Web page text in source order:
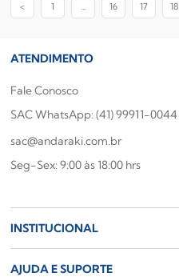
< 1 ... 16 17 18
ATENDIMENTO
Fale Conosco
SAC WhatsApp: (41) 99911-0044
sac@andaraki.com.br
Seg-Sex: 9:00 às 18:00 hrs
INSTITUCIONAL
AJUDA E SUPORTE